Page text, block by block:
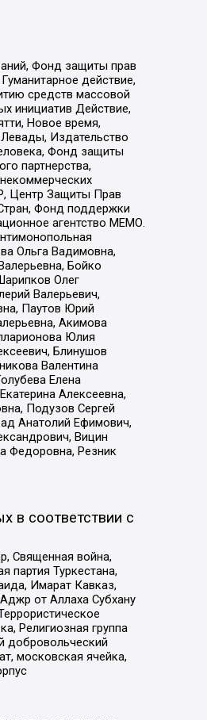
Фонд защиты прав
действие,
средств массовой
инициатив Действие,
Новое время,
Издательство
Фонд защиты
партнерства,
Центр Защиты Прав
Фонд поддержки
агентство МЕМО.
Ольга Вадимовна,
Бойко
Олег
Валерьевич,
Паутов Юрий
Акимова
Юлия
Блинушов
Валентина
Елена
Алексеевна,
Подузов Сергей
Анатолий Ефимович,
Вицин
Федоровна, Резник
в соответствии с
Священная война,
партия Туркестана,
Имарат Кавказ,
от Аллаха Субхану
Религиозная группа
добровольческий
московская ячейка,